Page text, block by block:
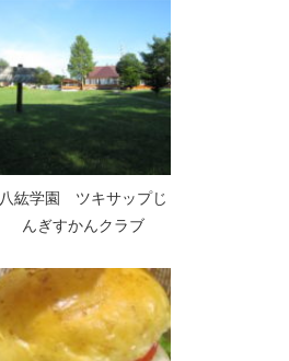
八紘学園 ツキサップじ
んぎすかんクラブ